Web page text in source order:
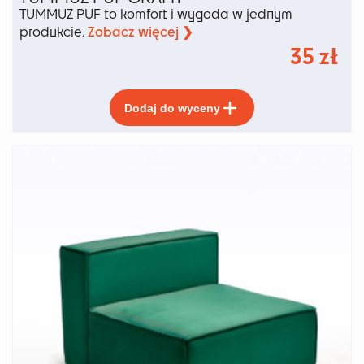
TUMMUZ PUF to komfort i wygoda w jednym
produkcie.Zobacz więcej ❯
35 zł
Dodaj do wyceny
produkt
ma
na